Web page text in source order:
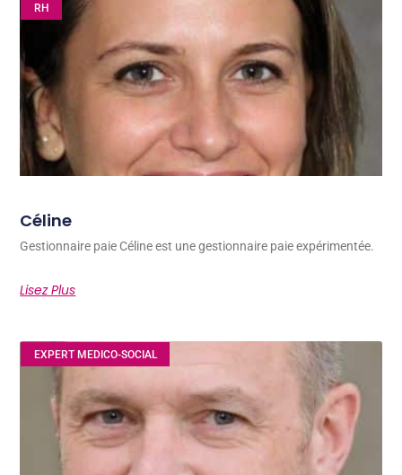
RH
Céline
Gestionnaire paie Céline est une gestionnaire paie expérimentée.
Lisez Plus
EXPERT MEDICO-SOCIAL